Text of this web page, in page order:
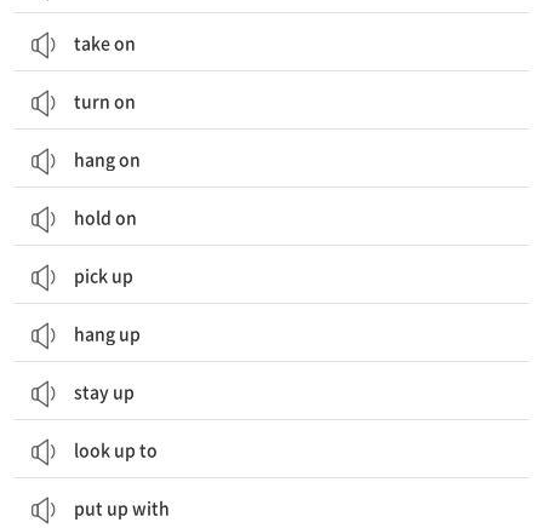
take on
turn on
hang on
hold on
pick up
hang up
stay up
look up to
put up with